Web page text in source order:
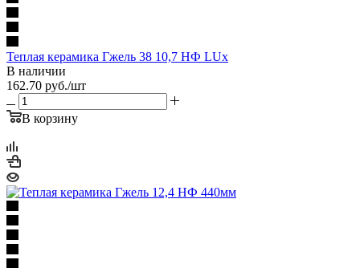
Теплая керамика Гжель 38 10,7 НФ LUх
В наличии
162.70 руб./шт
В корзину